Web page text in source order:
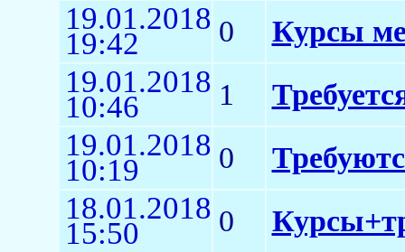
19.01.2018
19:42 0 Курсы
19.01.2018
10:46 1
19.01.2018
10:19 0
18.01.2018
15:50 0